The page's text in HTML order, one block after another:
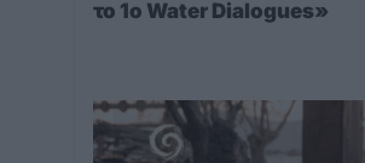
το 1ο Water Dialogues»